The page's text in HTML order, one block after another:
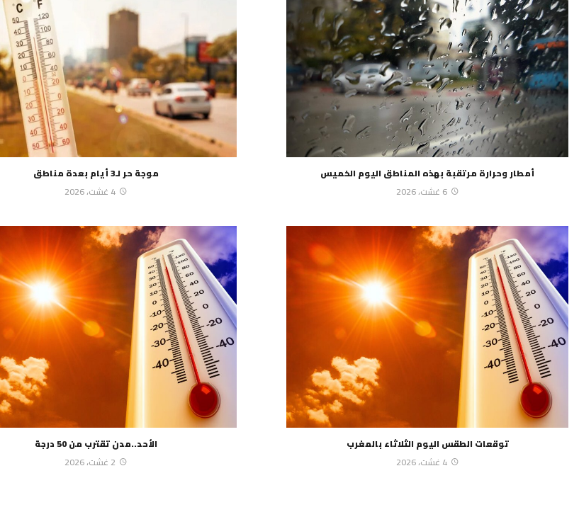
أمطار وحرارة مرتقبة بهذه المناطق اليوم الخميس
6 غشت، 2026
موجة حر لـ3 أيام بعدة مناطق
4 غشت، 2026
توقعات الطقس اليوم الثلاثاء بالمغرب
4 غشت، 2026
الأحد..مدن تقترب من 50 درجة
2 غشت، 2026